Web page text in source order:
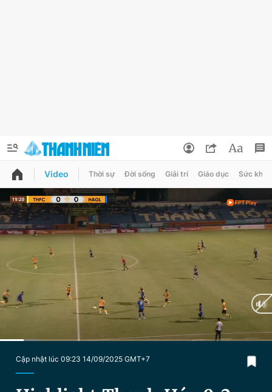
QUẢNG CÁO
Chuyên mục
Chuyên mục khác
Chào ngày mới Tin 24h
Video Magazine
Thông tin tài khoản
Đổi mật khẩu
Tin đã lưu
Tin đã xem
Video Thời sự Đời sống Giải trí Giáo dục Sức khỏe
Cập nhật lúc 09:23 14/09/2025 GMT+7